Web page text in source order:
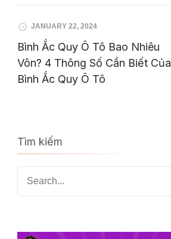
JANUARY 22, 2024
Bình Ắc Quy Ô Tô Bao Nhiêu
Vôn? 4 Thông Số Cần Biết Của
Bình Ắc Quy Ô Tô
Tìm kiếm
Search
for: